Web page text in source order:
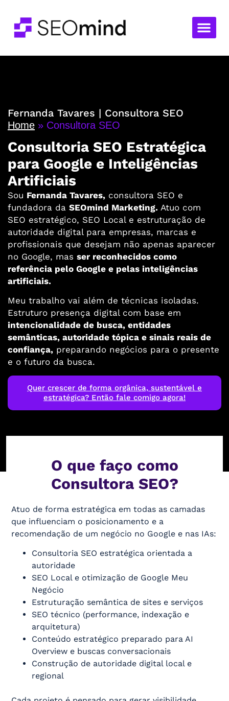
Fernanda Tavares | Consultora SEO
Home » Consultora SEO
Consultoria SEO Estratégica
para Google e Inteligências
Artificiais
Sou Fernanda Tavares, consultora SEO e
fundadora da SEOmind Marketing. Atuo com
SEO estratégico, SEO Local e estruturação de
autoridade digital para empresas, marcas e
profissionais que desejam não apenas aparecer
no Google, mas ser reconhecidos como
referência pelo Google e pelas inteligências
artificiais.
Meu trabalho vai além de técnicas isoladas.
Estruturo presença digital com base em
intencionalidade de busca, entidades
semânticas, autoridade tópica e sinais reais de
confiança, preparando negócios para o presente
e o futuro da busca.
Quer crescer de forma orgânica, sustentável e
estratégica? Então fale comigo agora!
O que faço como
Consultora SEO?
Atuo de forma estratégica em todas as camadas
que influenciam o posicionamento e a
recomendação de um negócio no Google e nas IAs:
Consultoria SEO estratégica orientada a
autoridade
SEO Local e otimização de Google Meu
Negócio
Estruturação semântica de sites e serviços
SEO técnico (performance, indexação e
arquitetura)
Conteúdo estratégico preparado para AI
Overview e buscas conversacionais
Construção de autoridade digital local e
regional